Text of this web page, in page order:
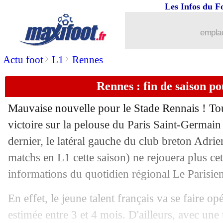
Actu foot> L1 > Rennes
Les Infos du
Rennes : fin de saison
Mauvaise nouvelle pour le Stade Rennais !
victoire sur la pelouse du Paris Saint-
dernier, le latéral gauche du club breton
matchs en L1 cette saison) ne rejouera plus
informations du quotidien régional Le
En effet, le jeune talent français va se faire
estimée entre 3 et 4 mois. D'ailleurs, avec
Divers : les ambitions de Julien
29/03 OM: Tudor revient sur les incidents
29/03 Espagne: De la Fuente est optimiste
29/03 Lorient: Le Fée ne ferme aucune
29/03 OM: Tudor assume son exigence
29/03 Pays-Bas : Van Basten et Gullit
Rennes : les regrets de Julien Stéphan